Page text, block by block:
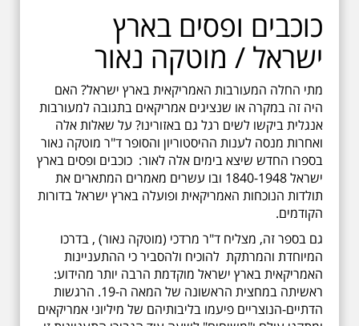
כוכבים ופסים בארץ
ישראל / מוטקה נאור
מתי החלה המעורבות האמריקאית בארץ ישראל? האם
היה זה במקרה או שנציגים אמריקאים בתגובה למעורבות
אנגלית ביקשו לשים רגל גם באזורינו? על שאלות אלה
ואחרות מנסה לענות ההיסטוריון והסופר ד"ר מוטקה נאור
בספרו החדש שיצא בימים אלה לאור: כוכבים ופסים בארץ
ישראל 1840-1948 ובו עשרים מאמרים המתארים את
תולדות הנוכחות האמריקאית ופועלה בארץ ישראל בדורות
הקודמים.
גם בספר זה, מצליח ד"ר מרדכי (מוטקה נאור) , בדרכו
המיוחדת והמרתקת להוכיח ולהסביר כי ההתעניינות
האמריקאית בארץ ישראל מוקדמת הרבה יותר מהידוע:
ראשיתה במחצית הראשונה של המאה ה-19. הרגשות
הדתיים-הנוצריים פיעמו בליבותיהם של מיליוני אמריקאים